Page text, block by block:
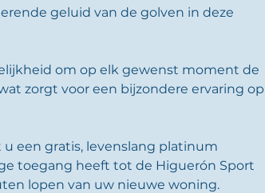
geluid van de golven in deze
om op elk gewenst moment de
zorgt voor een bijzondere ervaring op
een gratis, levenslang platinum
toegang heeft tot de Higuerón Sport
lopen van uw nieuwe woning.